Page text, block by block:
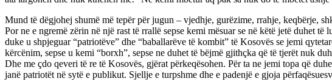
Mund të dëgjohej shumë më tepër për jugun – vjedhje, gurëzime, rrahje, keqbërje,
Por ne e ngremë zërin në një rast të rrallë sepse kemi mësuar se në këtë jetë duhet
duke u shpjeguar “patriotëve” dhe “baballarëve të kombit” të Kosovës se jemi
kërcënim, sepse u kemi “borxh”, sepse ne duhet të bëjmë gjithçka që të tjerët nuk
Dhe me çdo qeveri të re të Kosovës, gjërat përkeqësohen. Për ta ne jemi topa që
janë patriotët në sytë e publikut. Sjellje e turpshme dhe e padenjë e gjoja